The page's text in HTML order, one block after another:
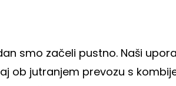
smo začeli pustno. Naši
ob jutranjem prevozu s